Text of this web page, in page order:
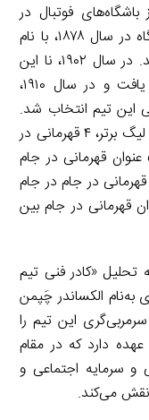
فوتبال در
لیگ برتر فوتبال انگلستان است. این باشگاه در سال ۱۸۷۸، با نام
باشگاه فوتبال «نیوتون هیث» تأسیس شد. در سال ۱۹۰۲، نا این
باشگاه فوتبال به منچستر یونایتد تغییر یافت و در سال ۱۹۱۰،
این تیم انتخاب شد.
از افتخارات این تیم می‌توان به ۵ قهرمانی لیگ برتر، ۴ قهرمانی در
جام حذفی، ۱ قهرمانی در جام اتحادیه، ۵ عنوان قهرمانی در جام
خیریه، ۱ قهرمانی در لیگ قهرمانان اروپا، ۱ قهرمانی در جام در جام
در سوپر جام اروپا و ۱ عنوان قهرمانی در جام بین
«کادر فنی تیم
است که فردی به‌نام الکساندر چَپمن
این تیم را
عهده دارد که در مقام
و سرمایه اجتماعی و
نقش می‌کند.